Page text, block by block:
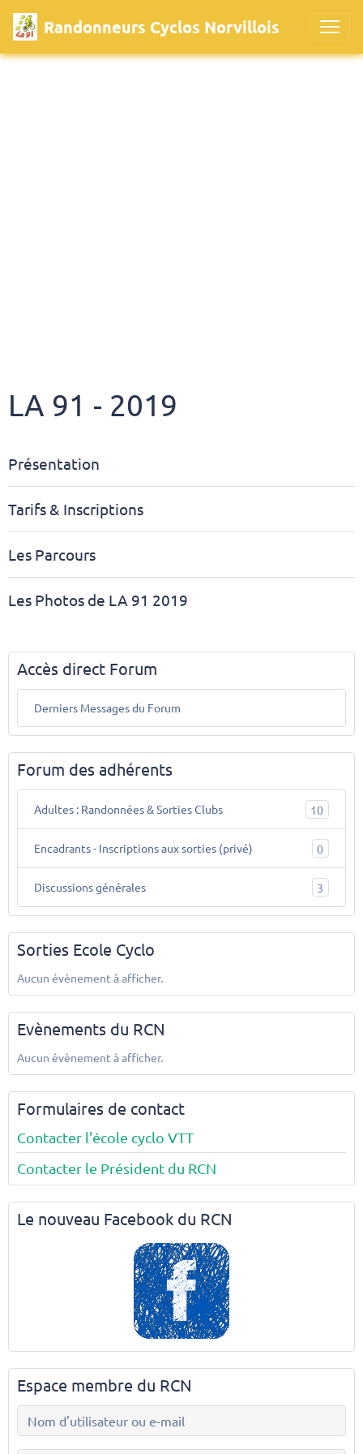
Randonneurs Cyclos Norvillois
LA 91 - 2019
Présentation
Tarifs & Inscriptions
Les Parcours
Les Photos de LA 91 2019
Accès direct Forum
Derniers Messages du Forum
Forum des adhérents
Adultes : Randonnées & Sorties Clubs 10
Encadrants - Inscriptions aux sorties (privé) 0
Discussions générales 3
Sorties Ecole Cyclo
Aucun évènement à afficher.
Evènements du RCN
Aucun évènement à afficher.
Formulaires de contact
Contacter l'école cyclo VTT
Contacter le Président du RCN
Le nouveau Facebook du RCN
Espace membre du RCN